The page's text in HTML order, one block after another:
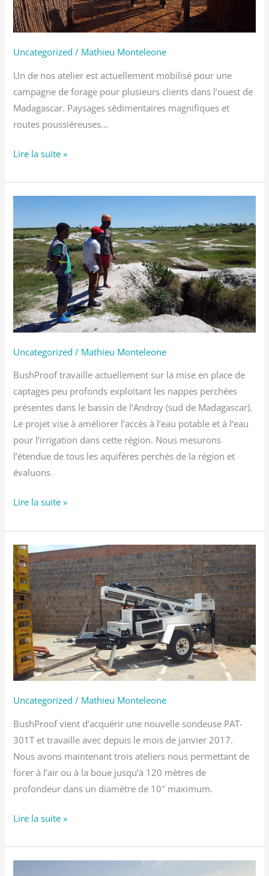
Uncategorized / Mathieu Monteleone
Un de nos atelier est actuellement mobilisé pour une
campagne de forage pour plusieurs clients dans l’ouest de
Madagascar. Paysages sédimentaires magnifiques et
routes poussiéreuses…
Lire la suite »
Uncategorized / Mathieu Monteleone
BushProof travaille actuellement sur la mise en place de
captages peu profonds exploitant les nappes perchées
présentes dans le bassin de l’Androy (sud de Madagascar).
Le projet vise à améliorer l’accès à l’eau potable et à l’eau
pour l’irrigation dans cette région. Nous mesurons
l’étendue de tous les aquifères perchés de la région et
évaluons
aquifères
perchés
–
Sud
de
Madagascar
Lire la suite »
Uncategorized / Mathieu Monteleone
BushProof vient d’acquérir une nouvelle sondeuse PAT-
301T et travaille avec depuis le mois de janvier 2017.
Nous avons maintenant trois ateliers nous permettant de
forer à l’air ou à la boue jusqu’à 120 mètres de
profondeur dans un diamètre de 10″ maximum.
Nouvelle
acquisition
Lire la suite »